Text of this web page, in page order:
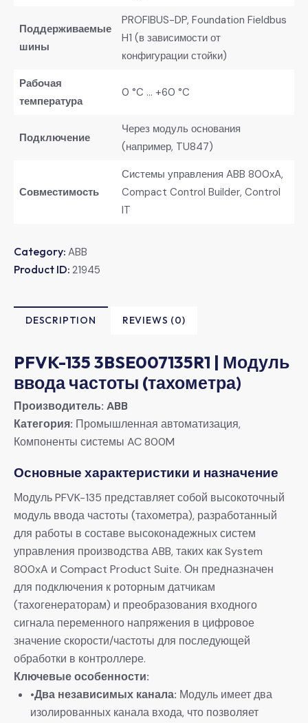
Поддерживаемые
шины
PROFIBUS-DP, Foundation Fieldbus
H1 (в зависимости от
конфигурации стойки)
Рабочая
температура
0 °C … +60 °C
Подключение
Через модуль основания
(например, TU847)
Совместимость
Системы управления ABB 800xA,
Compact Control Builder, Control
IT
Category: ABB
Product ID: 21945
DESCRIPTION REVIEWS (0)
PFVK-135 3BSE007135R1 | Модуль
ввода частоты (тахометра)
Производитель: ABB
Категория: ​ Промышленная автоматизация,
Компоненты системы AC 800M
Основные характеристики и назначение
Модуль PFVK-135 представляет собой высокоточный
модуль ввода частоты (тахометра), разработанный
для работы в составе высоконадежных систем
управления производства ABB, таких как System
800xA и Compact Product Suite. Он предназначен
для подключения к роторным датчикам
(тахогенераторам) и преобразования входного
сигнала переменного напряжения в цифровое
значение скорости/частоты для последующей
обработки в контроллере.
Ключевые особенности:
•Два независимых канала: ​ Модуль имеет два
изолированных канала входа, что позволяет